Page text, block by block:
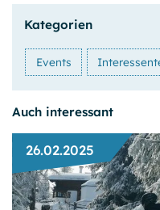
Kategorien
Events
Auch interessant
26.02.2025
Zweck:
Optionen bzgl. der
OPTIONALE
Wir nutzen Analyse-
Daten über die